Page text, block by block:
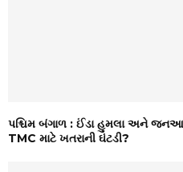
પશ્ચિમ બંગાળ : ઈંડા હુમલા અને
TMC માટે ખતરાની ઘંટડી?